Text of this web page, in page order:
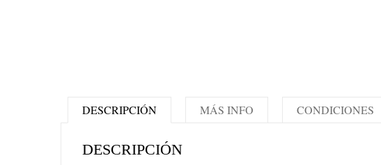
DESCRIPCIÓN
DESCRIPCIÓN
MÁS INFO CONDICIONES